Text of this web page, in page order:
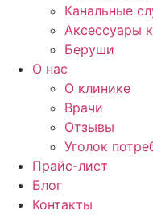
Канальные
Аксессуары
Беруши
О нас
О клинике
Врачи
Отзывы
Уголок
Прайс-лист
Блог
Контакты